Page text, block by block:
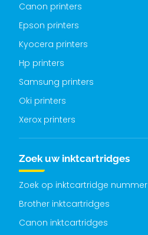
Canon printers
Epson printers
Kyocera printers
Hp printers
Samsung printers
Oki printers
Xerox printers
Zoek uw inktcartridges
Zoek op inktcartridge nummer
Brother inktcartridges
Canon inktcartridges